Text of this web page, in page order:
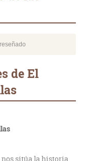
de El
nos sitúa la historia